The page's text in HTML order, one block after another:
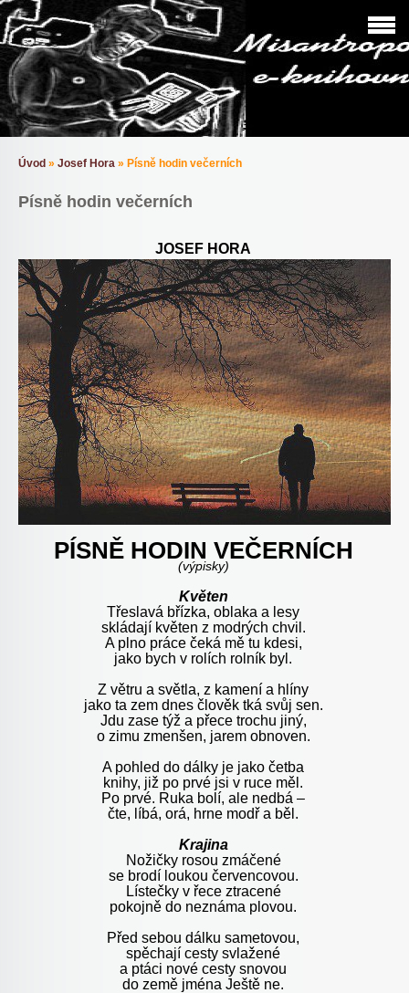
Úvod » Josef Hora » Písně hodin večerních
Písně hodin večerních
JOSEF HORA
PÍSNĚ HODIN VEČERNÍCH
(výpisky)
Květen
Třeslavá břízka, oblaka a lesy
skládají květen z modrých chvil.
A plno práce čeká mě tu kdesi,
jako bych v rolích rolník byl.
Z větru a světla, z kamení a hlíny
jako ta zem dnes člověk tká svůj sen.
Jdu zase týž a přece trochu jiný,
o zimu zmenšen, jarem obnoven.
A pohled do dálky je jako četba
knihy, již po prvé jsi v ruce měl.
Po prvé. Ruka bolí, ale nedbá –
čte, líbá, orá, hrne modř a běl.
Krajina
Nožičky rosou zmáčené
se brodí loukou červencovou.
Lístečky v řece ztracené
pokojně do neznáma plovou.
Před sebou dálku sametovou,
spěchají cesty svlažené
a ptáci nové cesty snovou
do země jména Ještě ne.